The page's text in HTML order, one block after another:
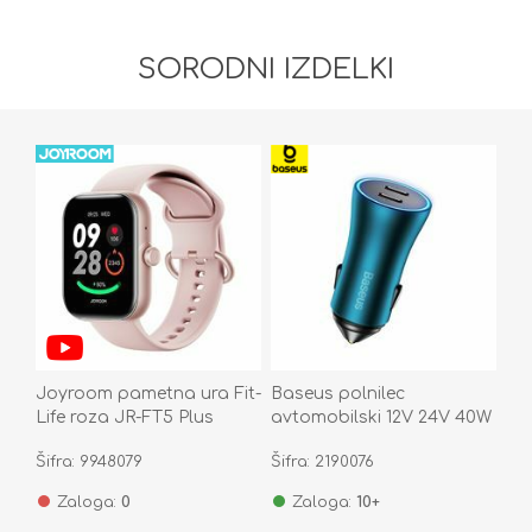
SORODNI IZDELKI
Joyroom pametna ura Fit-
Life roza JR-FT5 Plus
Šifra: 9948079
Zaloga: 0
Baseus polnilec
avtomobilski 12V 24V 40W
CGJP000003
Šifra: 2190076
Zaloga: 10+